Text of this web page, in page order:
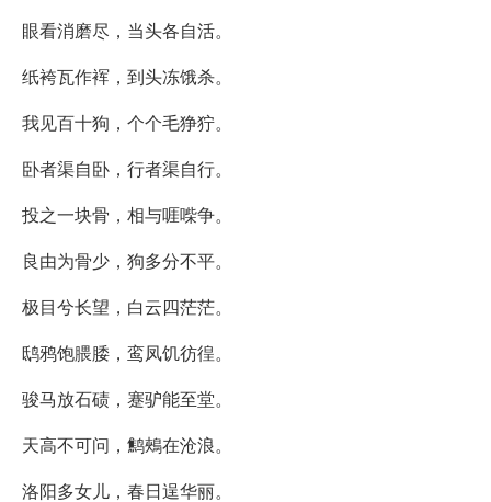
眼看消磨尽，当头各自活。
纸袴瓦作裈，到头冻饿杀。
我见百十狗，个个毛狰狞。
卧者渠自卧，行者渠自行。
投之一块骨，相与啀喍争。
良由为骨少，狗多分不平。
极目兮长望，白云四茫茫。
鸱鸦饱腲腇，鸾凤饥彷徨。
骏马放石碛，蹇驴能至堂。
天高不可问，鹪鵊在沧浪。
洛阳多女儿，春日逞华丽。